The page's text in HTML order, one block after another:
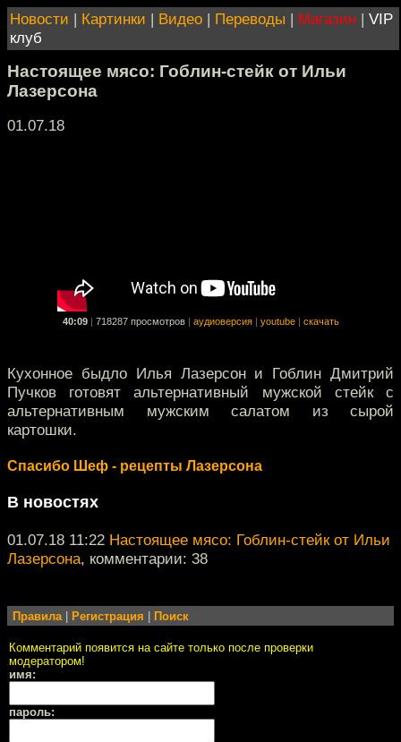
Новости | Картинки | Видео | Переводы | Магазин | VIP
клуб
Настоящее мясо: Гоблин-стейк от Ильи
Лазерсона
01.07.18
40:09 718287 просмотров аудиоверсия youtube скачать
Кухонное быдло Илья Лазерсон и Гоблин Дмитрий
Пучков готовят альтернативный мужской стейк с
альтернативным мужским салатом из сырой
картошки.
Спасибо Шеф - рецепты Лазерсона
В новостях
01.07.18 11:22 Настоящее мясо: Гоблин-стейк от Ильи
Лазерсона, комментарии: 38
Правила| Регистрация Поиск
Комментарий появится на сайте только после проверки
модератором!
имя:
пароль: